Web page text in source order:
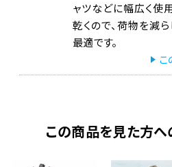
ャツなどに幅広く使
乾くので、荷物を減
最適です。
この商品を見た方